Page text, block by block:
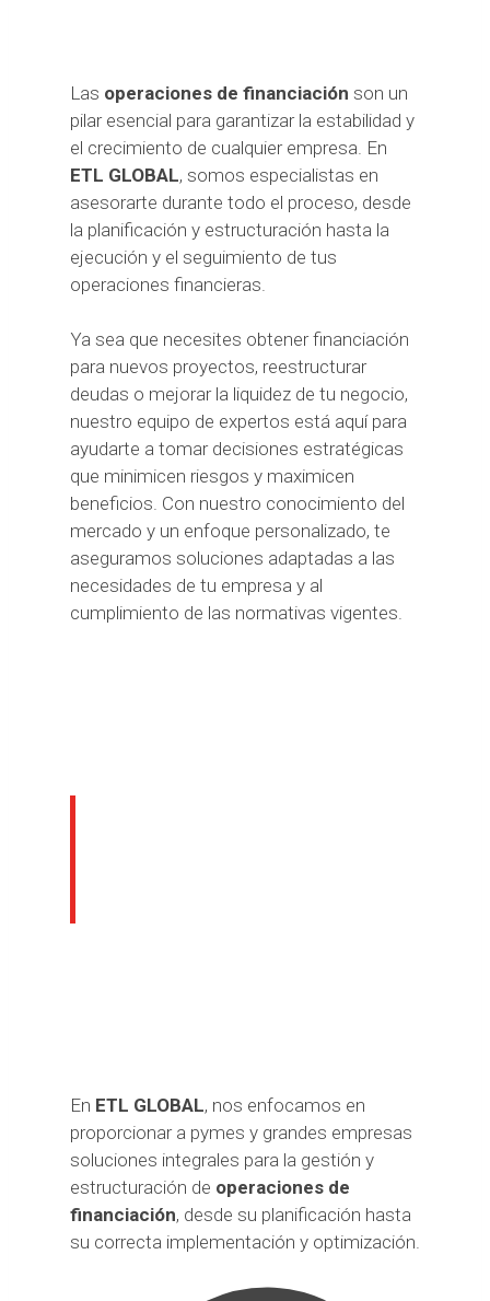
Las operaciones de financiación son un
pilar esencial para garantizar la estabilidad y
el crecimiento de cualquier empresa. En
ETL GLOBAL, somos especialistas en
asesorarte durante todo el proceso, desde
la planificación y estructuración hasta la
ejecución y el seguimiento de tus
operaciones financieras.
Ya sea que necesites obtener financiación
para nuevos proyectos, reestructurar
deudas o mejorar la liquidez de tu negocio,
nuestro equipo de expertos está aquí para
ayudarte a tomar decisiones estratégicas
que minimicen riesgos y maximicen
beneficios. Con nuestro conocimiento del
mercado y un enfoque personalizado, te
aseguramos soluciones adaptadas a las
necesidades de tu empresa y al
cumplimiento de las normativas vigentes.
En ETL GLOBAL, nos enfocamos en
proporcionar a pymes y grandes empresas
soluciones integrales para la gestión y
estructuración de operaciones de
financiación, desde su planificación hasta
su correcta implementación y optimización.